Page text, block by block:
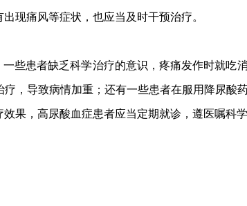
现痛风等症状，也应当及时干预治疗。
些患者缺乏科学治疗的意识，疼痛发作时就吃
疗，导致病情加重；还有一些患者在服用降尿酸
果，高尿酸血症患者应当定期就诊，遵医嘱科学